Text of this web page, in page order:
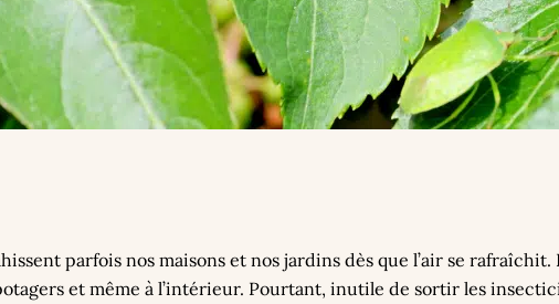
parfois nos maisons et nos jardins dès que l’air se
et même à l’intérieur. Pourtant, inutile de sortir les